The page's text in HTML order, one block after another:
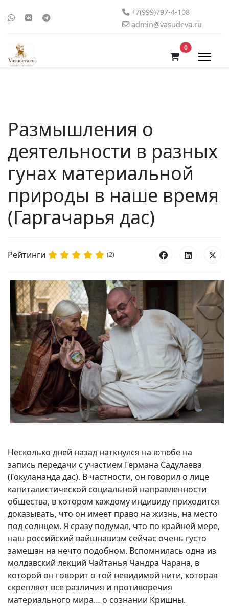
+7(999)797-4-108
admin@vasudeva.ru
0В корзину
Размышления о
деятельности в разных
гунах материальной
природы в наше время
(Гаргачарья дас)
Рейтинги (2)
Несколько дней назад наткнулся на ютюбе на
запись передачи с участием Германа Садулаева
(Гокулананда дас). В частности, он говорил о лице
капиталистической социальной направленности
общества, в котором каждому индивиду приходится
доказывать, что он имеет право на жизнь, на место
под солнцем. Я сразу подумал, что по крайней мере,
наш российский вайшнавизм сейчас очень густо
замешан на нечто подобном. Вспомнилась одна из
молдавский лекций Чайтанья Чандра Чарана, в
которой он говорит о той невидимой нити, которая
скрепляет все различия и противоречия
материального мира… о сознании Кришны.